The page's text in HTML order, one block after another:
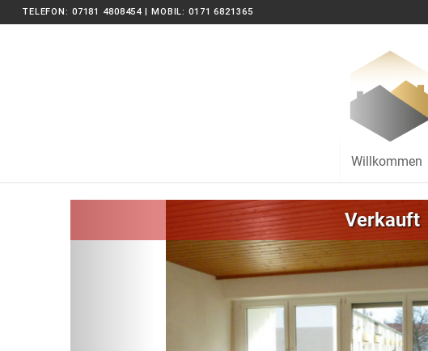
TELEFON: 07181 4808454 | MOBIL: 0171 6821365
Willkommen
Verkauft